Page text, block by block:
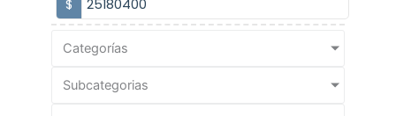
$
Categorías
Subcategorias